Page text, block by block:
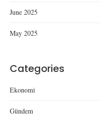
June 2025
May 2025
Categories
Ekonomi
Gündem